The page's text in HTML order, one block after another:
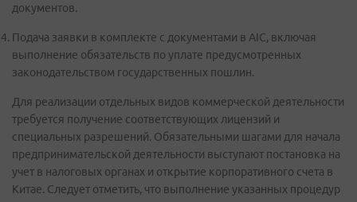
документов.
Подача заявки в комплекте с документами в AIC, включая
выполнение обязательств по уплате предусмотренных
законодательством государственных пошлин.
Для реализации отдельных видов коммерческой деятельности
требуется получение соответствующих лицензий и
специальных разрешений. Обязательными шагами для начала
предпринимательской деятельности выступают постановка на
учет в налоговых органах и открытие корпоративного счета в
Китае. Следует отметить, что выполнение указанных процедур